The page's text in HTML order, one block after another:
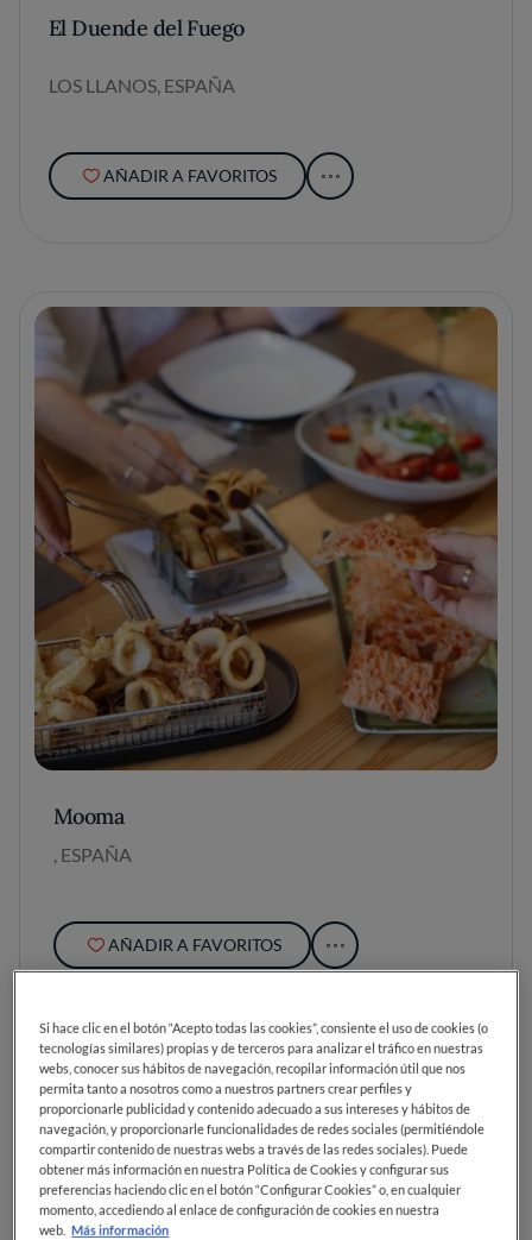
El Duende del Fuego
LOS LLANOS, ESPAÑA
AÑADIR A FAVORITOS
Mooma
, ESPAÑA
AÑADIR A FAVORITOS
Si hace clic en el botón “Acepto todas las cookies”, consiente el uso de cookies (o
tecnologías similares) propias y de terceros para analizar el tráfico en nuestras
webs, conocer sus hábitos de navegación, recopilar información útil que nos
permita tanto a nosotros como a nuestros partners crear perfiles y
proporcionarle publicidad y contenido adecuado a sus intereses y hábitos de
navegación, y proporcionarle funcionalidades de redes sociales (permitiéndole
compartir contenido de nuestras webs a través de las redes sociales). Puede
obtener más información en nuestra Política de Cookies y configurar sus
preferencias haciendo clic en el botón “Configurar Cookies” o, en cualquier
momento, accediendo al enlace de configuración de cookies en nuestra
web. Más información